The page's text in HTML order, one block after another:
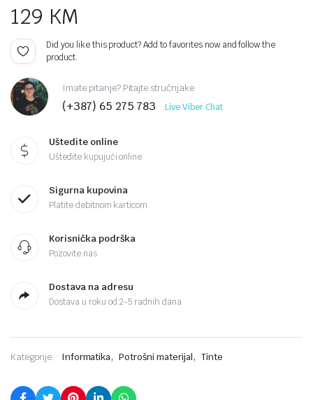
129 KM
Did you like this product? Add to favorites now and follow the
product.
Imate pitanje? Pitajte stručnjake
(+387) 65 275 783 Live Viber Chat
Uštedite online
Uštedite kupujući online
Sigurna kupovina
Platite debitnom karticom
Korisnička podrška
Pozovite nas
Dostava na adresu
Dostava u roku od 2-5 radnih dana
Kategorije: Informatika, Potrošni materijal, Tinte